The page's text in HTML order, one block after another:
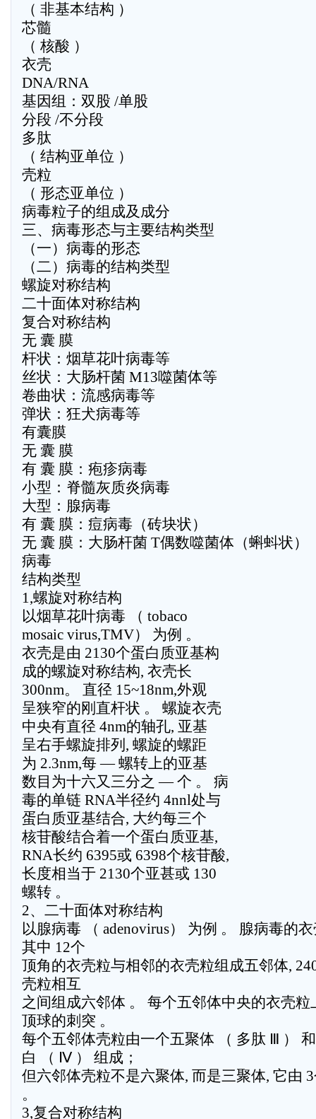
（ 非基本结构 ）
芯髓
（ 核酸 ）
衣壳
DNA/RNA
基因组：双股 /单股
分段 /不分段
多肽
（ 结构亚单位 ）
壳粒
（ 形态亚单位 ）
病毒粒子的组成及成分
三、病毒形态与主要结构类型
（一）病毒的形态
（二）病毒的结构类型
螺旋对称结构
二十面体对称结构
复合对称结构
无 囊 膜
杆状：烟草花叶病毒等
丝状：大肠杆菌 M13噬菌体等
卷曲状：流感病毒等
弹状：狂犬病毒等
有囊膜
无 囊 膜
有 囊 膜：疱疹病毒
小型：脊髓灰质炎病毒
大型：腺病毒
有 囊 膜：痘病毒（砖块状）
无 囊 膜：大肠杆菌 T偶数噬菌体（蝌蚪状）
病毒
结构类型
1,螺旋对称结构
以烟草花叶病毒 （ tobaco
mosaic virus,TMV） 为例 。
衣壳是由 2130个蛋白质亚基构
成的螺旋对称结构, 衣壳长
300nm。 直径 15~18nm,外观
呈狭窄的刚直杆状 。 螺旋衣壳
中央有直径 4nm的轴孔, 亚基
呈右手螺旋排列, 螺旋的螺距
为 2.3nm,每 — 螺转上的亚基
数目为十六又三分之 — 个 。 病
毒的单链 RNA半径约 4nnl处与
蛋白质亚基结合, 大约每三个
核苷酸结合着一个蛋白质亚基,
RNA长约 6395或 6398个核苷酸,
长度相当于 2130个亚甚或 130
螺转 。
2、二十面体对称结构
以腺病毒 （ adenovirus） 为例 。 腺病毒的
其中 12个
顶角的衣壳粒与相邻的衣壳粒组成五邻体,
壳粒相互
之间组成六邻体 。 每个五邻体中央的衣壳
顶球的刺突 。
每个五邻体壳粒由一个五聚体 （ 多肽 Ⅲ ）
白 （ Ⅳ ） 组成；
但六邻体壳粒不是六聚体, 而是三聚体, 它由
。
3,复合对称结构